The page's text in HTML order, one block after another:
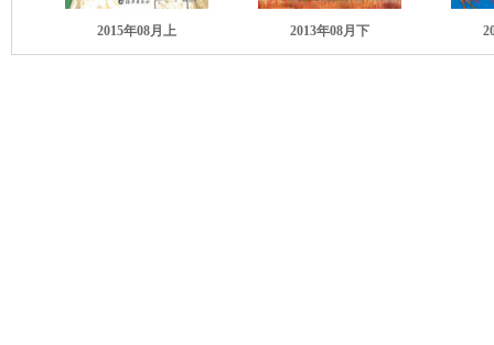
2015年08月上 2013年08月下